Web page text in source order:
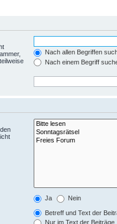
Nach allen Begriffen
Nach einem Begriff
Ja Nein
Betreff und Text der
Nur im Text der Beiträge